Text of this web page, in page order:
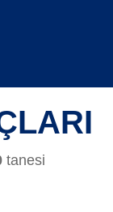
tanesi